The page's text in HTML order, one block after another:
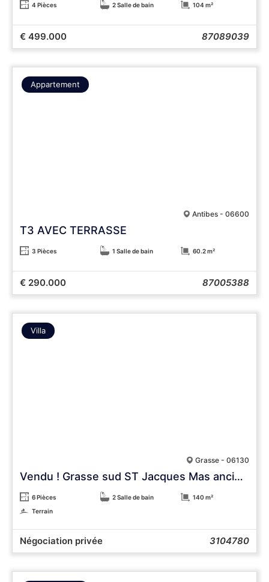
4 Pièces 2 Salle de bain 104 m²
€ 499.000 87089039
Appartement
Antibes - 06600
T3 AVEC TERRASSE
3 Pièces 1 Salle de bain 60.2 m²
€ 290.000 87005388
Villa
Grasse - 06130
Vendu ! Grasse sud ST Jacques Mas ancien au calme
6 Pièces 2 Salle de bain
140 m²
Terrain
Négociation privée 3104780